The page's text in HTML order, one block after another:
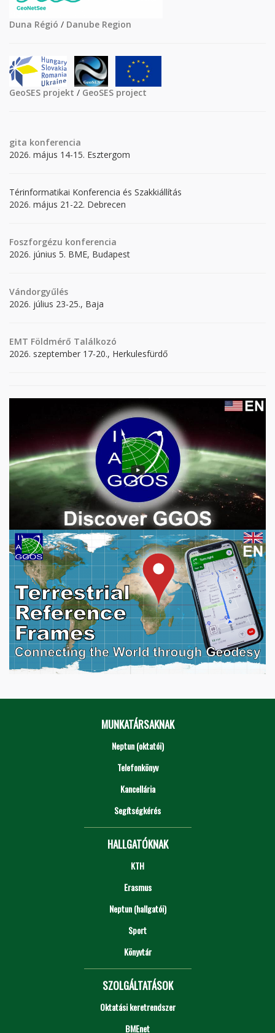
Duna Régió / Danube Region
GeoSES projekt / GeoSES project
gita konferencia
2026. május 14-15. Esztergom
Térinformatikai Konferencia és Szakkiállítás
2026. május 21-22. Debrecen
Foszforgézu konferencia
2026. június 5. BME, Budapest
Vándorgyűlés
2026. július 23-25., Baja
EMT Földmérő Találkozó
2026. szeptember 17-20., Herkulesfürdő
MUNKATÁRSAKNAK
Neptun (oktatói)
Telefonkönyv
Kancellária
Segítségkérés
HALLGATÓKNAK
KTH
Erasmus
Neptun (hallgatói)
Sport
Könyvtár
SZOLGÁLTATÁSOK
Oktatási keretrendszer
BMEnet